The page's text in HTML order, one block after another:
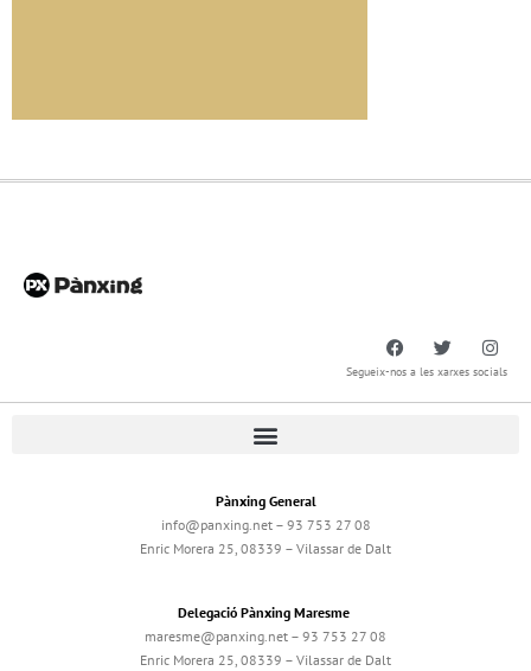
Segueix-nos a les xarxes socials
Pànxing General
info@panxing.net – 93 753 27 08
Enric Morera 25, 08339 – Vilassar de Dalt
Delegació Pànxing Maresme
maresme@panxing.net – 93 753 27 08
Enric Morera 25, 08339 – Vilassar de Dalt